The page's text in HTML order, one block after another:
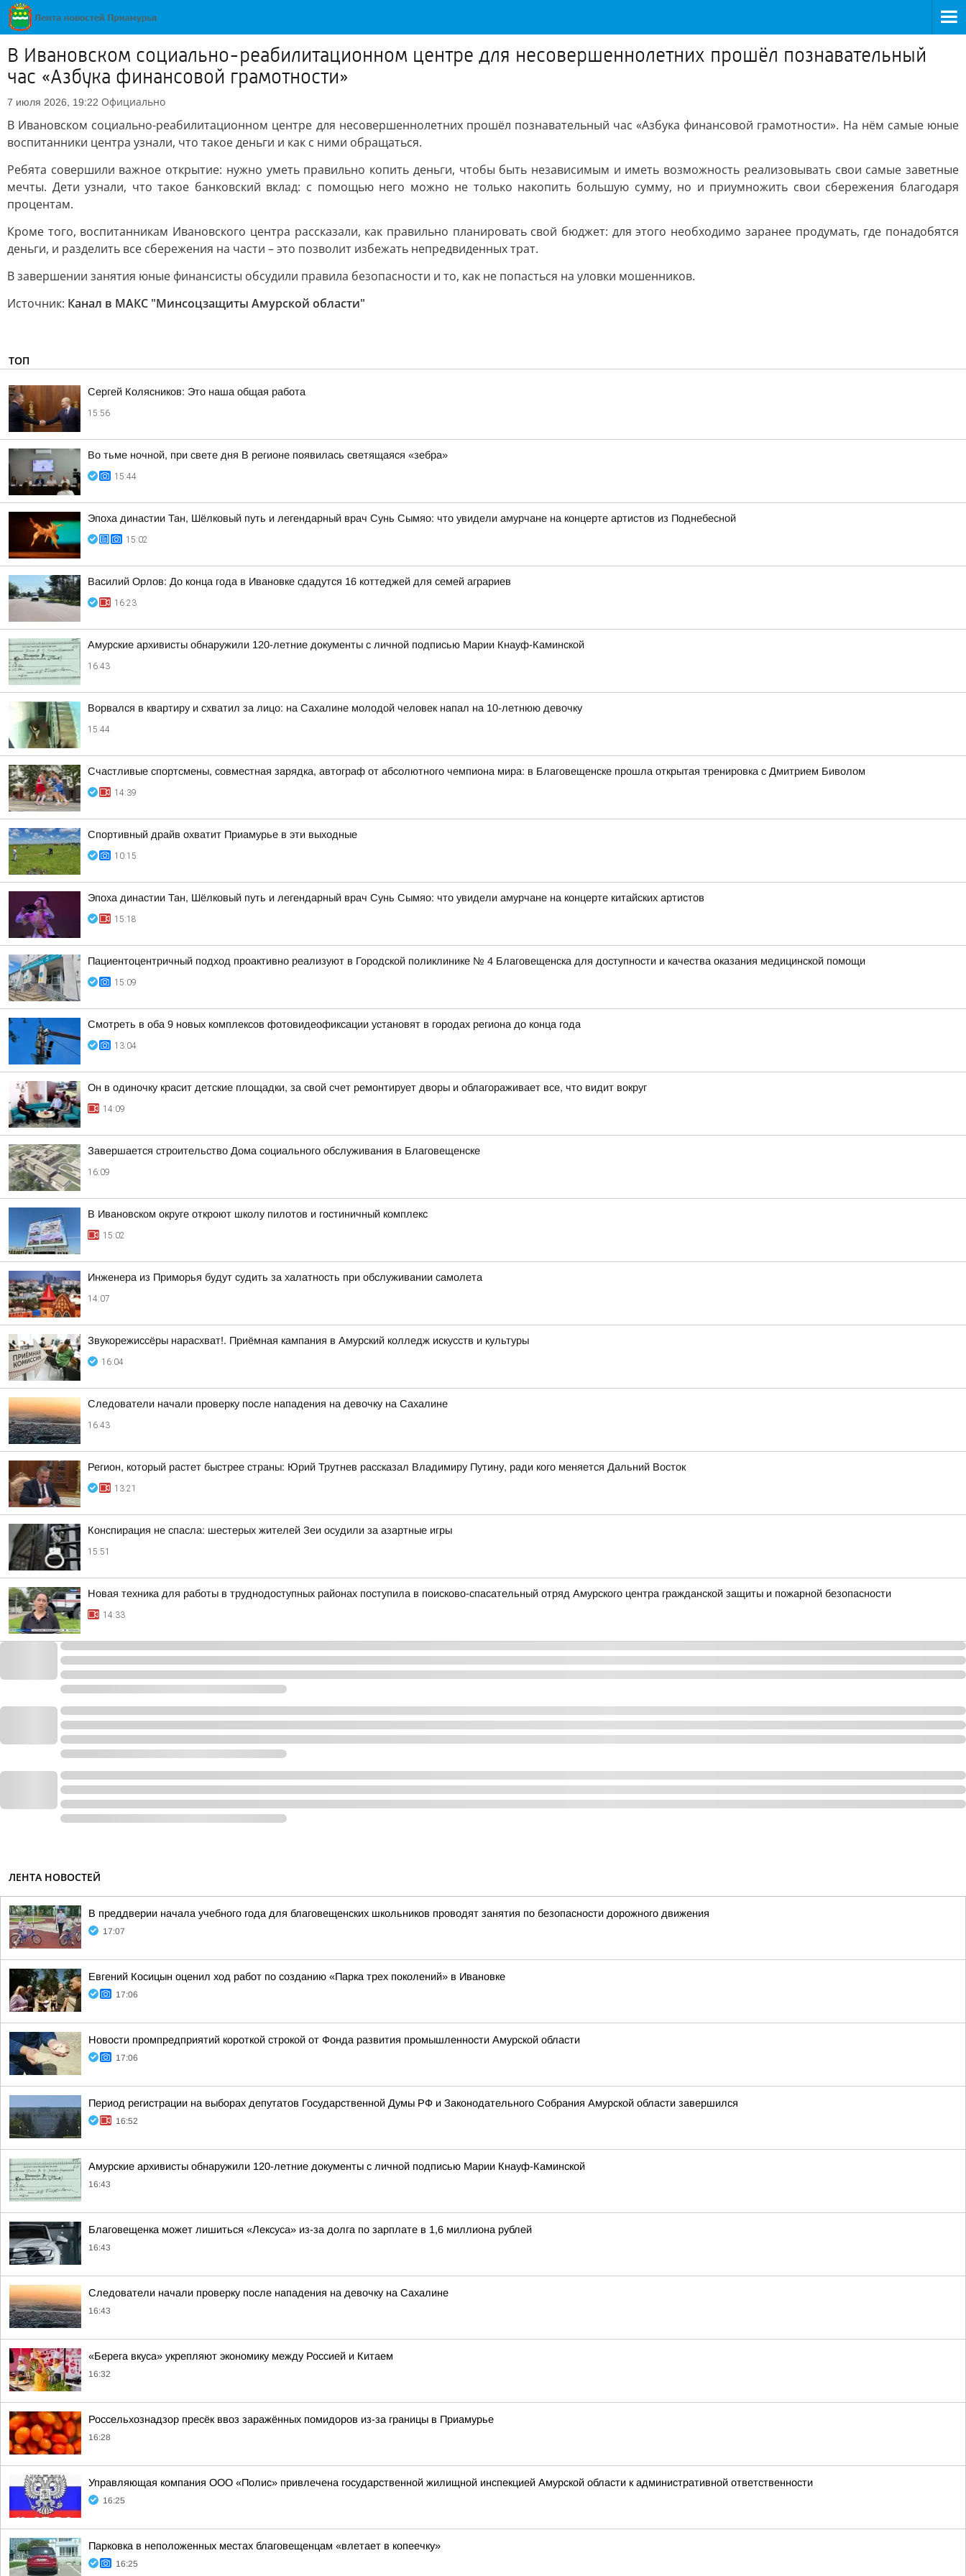
В Ивановском социально-реабилитационном центре для несовершеннолетних прошёл познавательный
час «Азбука финансовой грамотности»
7 июля 2026, 19:22 Официально
В Ивановском социально-реабилитационном центре для несовершеннолетних прошёл познавательный час «Азбука финансовой грамотности». На нём самые юные
воспитанники центра узнали, что такое деньги и как с ними обращаться.
Ребята совершили важное открытие: нужно уметь правильно копить деньги, чтобы быть независимым и иметь возможность реализовывать свои самые заветные
мечты. Дети узнали, что такое банковский вклад: с помощью него можно не только накопить большую сумму, но и приумножить свои сбережения благодаря
процентам.
Кроме того, воспитанникам Ивановского центра рассказали, как правильно планировать свой бюджет: для этого необходимо заранее продумать, где понадобятся
деньги, и разделить все сбережения на части – это позволит избежать непредвиденных трат.
В завершении занятия юные финансисты обсудили правила безопасности и то, как не попасться на уловки мошенников.
Источник: Канал в МАКС "Минсоцзащиты Амурской области"
ТОП
Сергей Колясников: Это наша общая работа
15:56
Во тьме ночной, при свете дня В регионе появилась светящаяся «зебра»
15:44
Эпоха династии Тан, Шёлковый путь и легендарный врач Сунь Сымяо: что увидели амурчане на концерте артистов из Поднебесной
15:02
Василий Орлов: До конца года в Ивановке сдадутся 16 коттеджей для семей аграриев
16:23
Амурские архивисты обнаружили 120-летние документы с личной подписью Марии Кнауф-Каминской
16:43
Ворвался в квартиру и схватил за лицо: на Сахалине молодой человек напал на 10-летнюю девочку
15:44
Счастливые спортсмены, совместная зарядка, автограф от абсолютного чемпиона мира: в Благовещенске прошла открытая тренировка с Дмитрием Биволом
14:39
Спортивный драйв охватит Приамурье в эти выходные
10:15
Эпоха династии Тан, Шёлковый путь и легендарный врач Сунь Сымяо: что увидели амурчане на концерте китайских артистов
15:18
Пациентоцентричный подход проактивно реализуют в Городской поликлинике № 4 Благовещенска для доступности и качества оказания медицинской помощи
15:09
Смотреть в оба 9 новых комплексов фотовидеофиксации установят в городах региона до конца года
13:04
Он в одиночку красит детские площадки, за свой счет ремонтирует дворы и облагораживает все, что видит вокруг
14:09
Завершается строительство Дома социального обслуживания в Благовещенске
16:09
В Ивановском округе откроют школу пилотов и гостиничный комплекс
15:02
Инженера из Приморья будут судить за халатность при обслуживании самолета
14:07
Звукорежиссёры нарасхват!. Приёмная кампания в Амурский колледж искусств и культуры
16:04
Следователи начали проверку после нападения на девочку на Сахалине
16:43
Регион, который растет быстрее страны: Юрий Трутнев рассказал Владимиру Путину, ради кого меняется Дальний Восток
13:21
Конспирация не спасла: шестерых жителей Зеи осудили за азартные игры
15:51
Новая техника для работы в труднодоступных районах поступила в поисково-спасательный отряд Амурского центра гражданской защиты и пожарной безопасности
14:33
ЛЕНТА НОВОСТЕЙ
В преддверии начала учебного года для благовещенских школьников проводят занятия по безопасности дорожного движения
17:07
Евгений Косицын оценил ход работ по созданию «Парка трех поколений» в Ивановке
17:06
Новости промпредприятий короткой строкой от Фонда развития промышленности Амурской области
17:06
Период регистрации на выборах депутатов Государственной Думы РФ и Законодательного Собрания Амурской области завершился
16:52
Амурские архивисты обнаружили 120-летние документы с личной подписью Марии Кнауф-Каминской
16:43
Благовещенка может лишиться «Лексуса» из-за долга по зарплате в 1,6 миллиона рублей
16:43
Следователи начали проверку после нападения на девочку на Сахалине
16:43
«Берега вкуса» укрепляют экономику между Россией и Китаем
16:32
Россельхознадзор пресёк ввоз заражённых помидоров из-за границы в Приамурье
16:28
Управляющая компания ООО «Полис» привлечена государственной жилищной инспекцией Амурской области к административной ответственности
16:25
Парковка в неположенных местах благовещенцам «влетает в копеечку»
16:25